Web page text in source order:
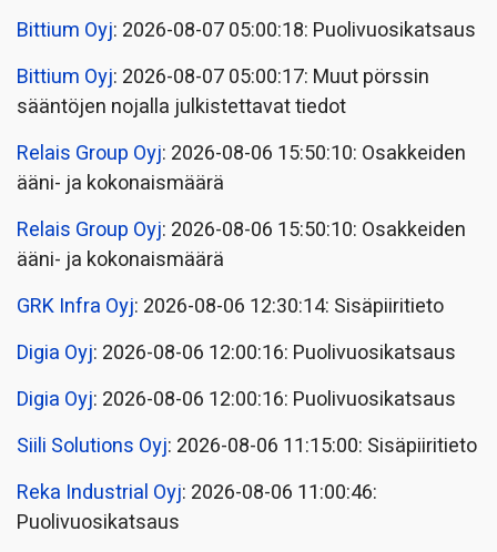
Bittium Oyj: 2026-08-07 05:00:18: Puolivuosikatsaus
Bittium Oyj: 2026-08-07 05:00:17: Muut pörssin
sääntöjen nojalla julkistettavat tiedot
Relais Group Oyj: 2026-08-06 15:50:10: Osakkeiden
ääni- ja kokonaismäärä
Relais Group Oyj: 2026-08-06 15:50:10: Osakkeiden
ääni- ja kokonaismäärä
GRK Infra Oyj: 2026-08-06 12:30:14: Sisäpiiritieto
Digia Oyj: 2026-08-06 12:00:16: Puolivuosikatsaus
Digia Oyj: 2026-08-06 12:00:16: Puolivuosikatsaus
Siili Solutions Oyj: 2026-08-06 11:15:00: Sisäpiiritieto
Reka Industrial Oyj: 2026-08-06 11:00:46:
Puolivuosikatsaus